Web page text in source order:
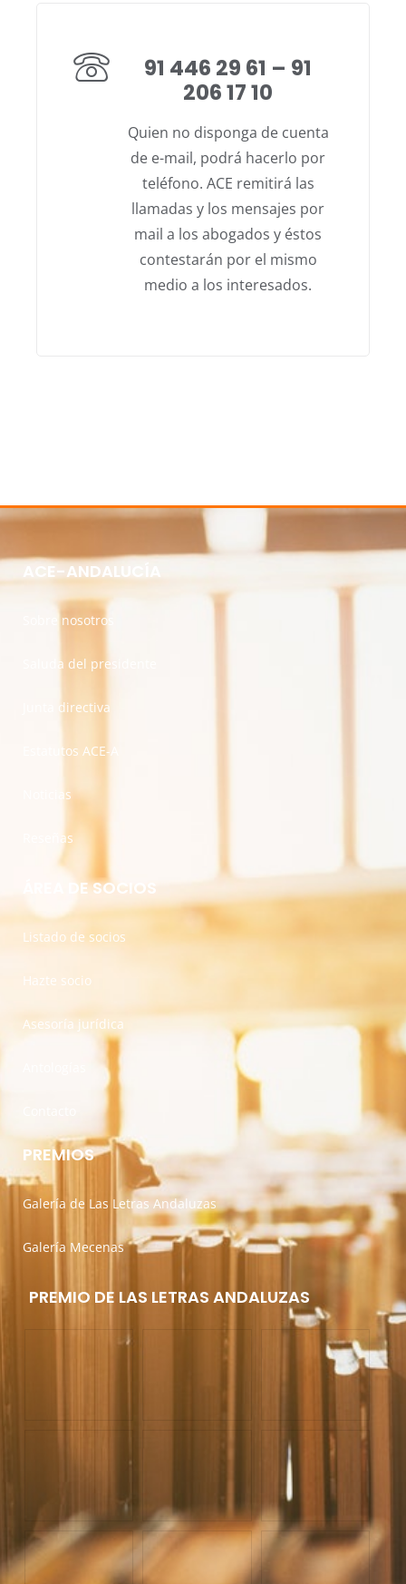
91 446 29 61 – 91
206 17 10
Quien no disponga de cuenta
de e-mail, podrá hacerlo por
teléfono. ACE remitirá las
llamadas y los mensajes por
mail a los abogados y éstos
contestarán por el mismo
medio a los interesados.
ACE-ANDALUCÍA
Sobre nosotros
Saluda del presidente
Junta directiva
Estatutos ACE-A
Noticias
Reseñas
ÁREA DE SOCIOS
Listado de socios
Hazte socio
Asesoría jurídica
PREMIOS
Galería de Las Letras Andaluzas
Galería Mecenas
PREMIO DE LAS LETRAS ANDALUZAS